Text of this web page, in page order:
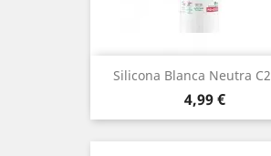
Silicona Blanca Neutra
Precio
4,99 €